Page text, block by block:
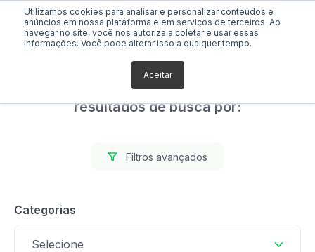
Utilizamos cookies para analisar e personalizar conteúdos e
anúncios em nossa plataforma e em serviços de terceiros. Ao
navegar no site, você nos autoriza a coletar e usar essas
informações. Você pode alterar isso a qualquer tempo.
Aceitar
Foram encontrados 1
resultados de busca por:
Filtros avançados
Categorias
Selecione